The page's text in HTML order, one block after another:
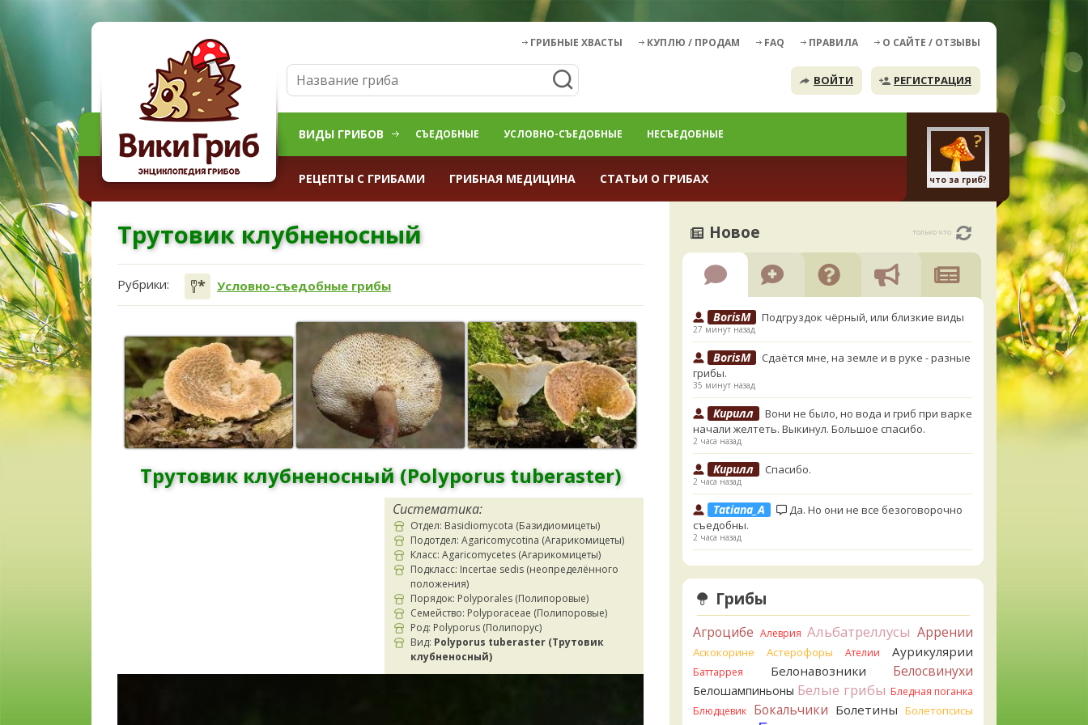
ГРИБНЫЕ ХВАСТЫ КУПЛЮ / ПРОДАМ FAQ ПРАВИЛА О САЙТЕ / ОТЗЫВЫ
ВОЙТИ РЕГИСТРАЦИЯ
ВИДЫ ГРИБОВ СЪЕДОБНЫЕ УСЛОВНО-СЪЕДОБНЫЕ НЕСЪЕДОБНЫЕ
РЕЦЕПТЫ С ГРИБАМИ ГРИБНАЯ МЕДИЦИНА СТАТЬИ О ГРИБАХ что за гриб?
Трутовик клубненосный
Рубрики: Условно-съедобные грибы
Трутовик клубненосный (Polyporus tuberaster)
Систематика:
Отдел: Basidiomycota (Базидиомицеты)
Подотдел: Agaricomycotina (Агарикомицеты)
Класс: Agaricomycetes (Агарикомицеты)
Подкласс: Incertae sedis (неопределённого
положения)
Порядок: Polyporales (Полипоровые)
Семейство: Polyporaceae (Полипоровые)
Род: Polyporus (Полипорус)
Вид: Polyporus tuberaster (Трутовик
клубненосный)
Новое только что
BorisM Подгруздок чёрный, или близкие виды
27 минут назад
BorisM
Сдаётся мне, на земле и в руке - разные
грибы.
35 минут назад
Кирилл
Вони не было, но вода и гриб при варке
начали желтеть. Выкинул. Большое спасибо.
2 часа назад
Кирилл Спасибо.
2 часа назад
Tatiana_A
Да. Но они не все безоговорочно
съедобны.
2 часа назад
Tatiana_A
В следующий раз вырвите его
целиком и разрежьте ножку вертикально. Именно
вертикально. Пожелтение у самого основания -
значит, Ш. Желтокожий, ядовит. Иногда полезно гриб
сварить, Желтокожий и еще несколько ядовитых
начинают жутко вонять химией, и вода желтеет.
2 часа назад
Кирилл
Спасибо, а можно быть хотя бы
уверенным, что это сыроежки? Полости в ножке нет,
но центральная часть видно, что другого цвета
Грибы
Агроцибе Алеврия Альбатреллусы Аррении
Аскокорине Астерофоры Ателии Аурикулярии
Баттаррея Белонавозники Белосвинухи
Белошампиньоны Белые грибы Бледная поганка
Блюдцевик
Бокальчики Болетины Болетопсисы